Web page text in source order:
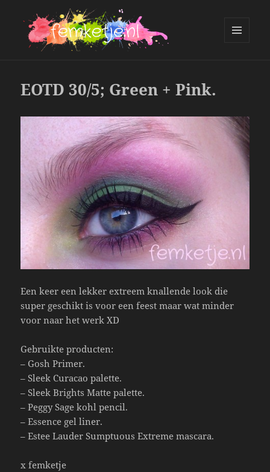
EOTD 30/5; Green + Pink.
Een keer een lekker extreem knallende look die
super geschikt is voor een feest maar wat minder
voor naar het werk XD
Gebruikte producten:
– Gosh Primer.
– Sleek Curacao palette.
– Sleek Brights Matte palette.
– Peggy Sage kohl pencil.
– Essence gel liner.
– Estee Lauder Sumptuous Extreme mascara.
x femketje